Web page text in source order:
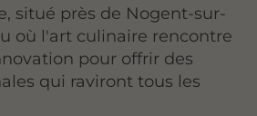
situé près de Nogent-sur-
où l'art culinaire rencontre
pour offrir des
qui raviront tous les